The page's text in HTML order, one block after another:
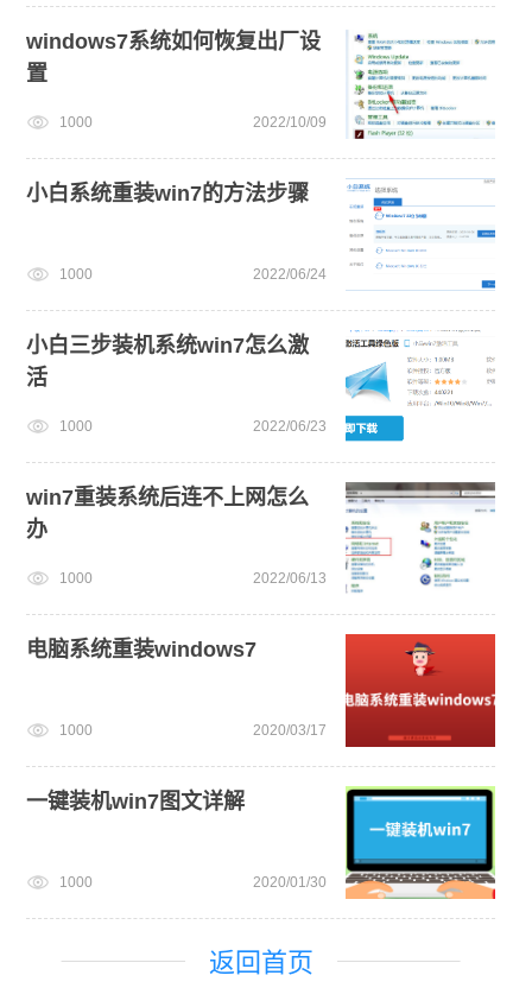
win7系统安装教程
windows7系统如何恢复出厂设
置
1000 2022/10/09
小白系统重装win7的方法步骤
1000 2022/06/24
小白三步装机系统win7怎么激
活
1000 2022/06/23
win7重装系统后连不上网怎么
办
1000 2022/06/13
电脑系统重装windows7
1000 2020/03/17
一键装机win7图文详解
1000 2020/01/30
返回首页